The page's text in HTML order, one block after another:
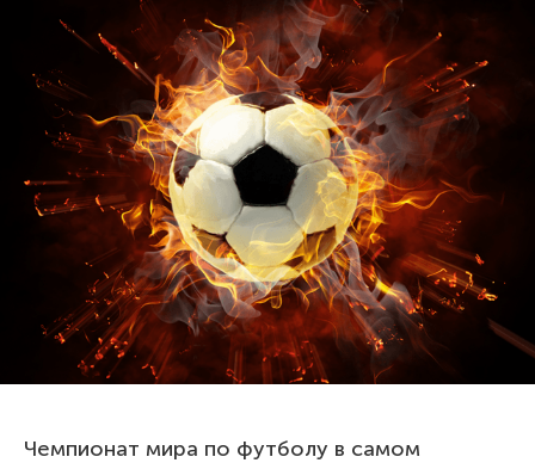
Чемпионат мира по футболу в самом